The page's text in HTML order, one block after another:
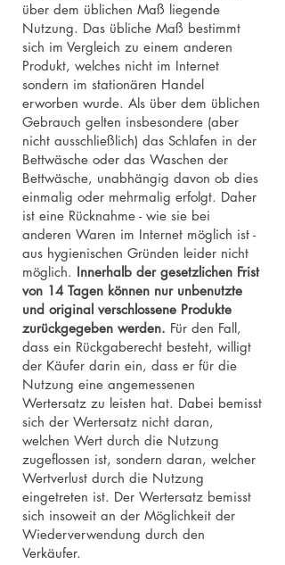
über dem üblichen Maß liegende
Nutzung. Das übliche Maß bestimmt
sich im Vergleich zu einem anderen
Produkt, welches nicht im Internet
sondern im stationären Handel
erworben wurde. Als über dem üblichen
Gebrauch gelten insbesondere (aber
nicht ausschließlich) das Schlafen in der
Bettwäsche oder das Waschen der
Bettwäsche, unabhängig davon ob dies
einmalig oder mehrmalig erfolgt. Daher
ist eine Rücknahme - wie sie bei
anderen Waren im Internet möglich ist -
aus hygienischen Gründen leider nicht
möglich. Innerhalb der gesetzlichen Frist
von 14 Tagen können nur unbenutzte
und original verschlossene Produkte
zurückgegeben werden. Für den Fall,
dass ein Rückgaberecht besteht, willigt
der Käufer darin ein, dass er für die
Nutzung eine angemessenen
Wertersatz zu leisten hat. Dabei bemisst
sich der Wertersatz nicht daran,
welchen Wert durch die Nutzung
zugeflossen ist, sondern daran, welcher
Wertverlust durch die Nutzung
eingetreten ist. Der Wertersatz bemisst
sich insoweit an der Möglichkeit der
Wiederverwendung durch den
Verkäufer.